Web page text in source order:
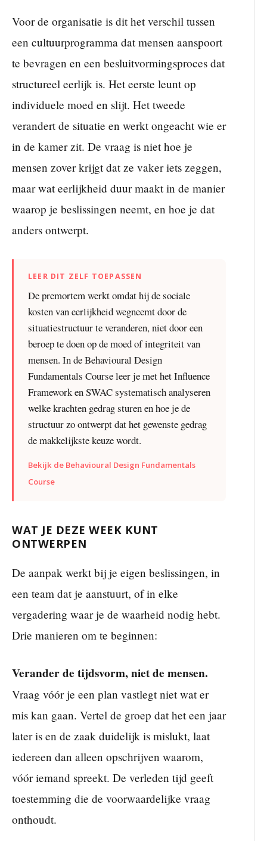
Voor de organisatie is dit het verschil tussen
een cultuurprogramma dat mensen aanspoort
te bevragen en een besluitvormingsproces dat
structureel eerlijk is. Het eerste leunt op
individuele moed en slijt. Het tweede
verandert de situatie en werkt ongeacht wie er
in de kamer zit. De vraag is niet hoe je
mensen zover krijgt dat ze vaker iets zeggen,
maar wat eerlijkheid duur maakt in de manier
waarop je beslissingen neemt, en hoe je dat
anders ontwerpt.
LEER DIT ZELF TOEPASSEN
De premortem werkt omdat hij de sociale
kosten van eerlijkheid wegneemt door de
situatiestructuur te veranderen, niet door een
beroep te doen op de moed of integriteit van
mensen. In de Behavioural Design
Fundamentals Course leer je met het Influence
Framework en SWAC systematisch analyseren
welke krachten gedrag sturen en hoe je de
structuur zo ontwerpt dat het gewenste gedrag
de makkelijkste keuze wordt.
Bekijk de Behavioural Design Fundamentals
Course
WAT JE DEZE WEEK KUNT
ONTWERPEN
De aanpak werkt bij je eigen beslissingen, in
een team dat je aanstuurt, of in elke
vergadering waar je de waarheid nodig hebt.
Drie manieren om te beginnen:
Verander de tijdsvorm, niet de mensen.
Vraag vóór je een plan vastlegt niet wat er
mis kan gaan. Vertel de groep dat het een jaar
later is en de zaak duidelijk is mislukt, laat
iedereen dan alleen opschrijven waarom,
vóór iemand spreekt. De verleden tijd geeft
toestemming die de voorwaardelijke vraag
onthoudt.